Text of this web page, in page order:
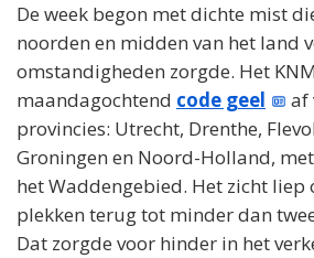
De week begon met dichte mist
noorden en midden van het land
omstandigheden zorgde. Het
maandagochtend code geel
af
provincies: Utrecht, Drenthe,
Groningen en Noord-Holland,
het Waddengebied. Het zicht liep
plekken terug tot minder dan
Dat zorgde voor hinder in het